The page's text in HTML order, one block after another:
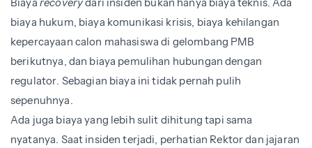
Biaya recoverydari insiden bukan hanya biaya teknis. Ada
biaya hukum, biaya komunikasi krisis, biaya kehilangan
kepercayaan calon mahasiswa di gelombang PMB
berikutnya, dan biaya pemulihan hubungan dengan
regulator. Sebagian biaya ini tidak pernah pulih
sepenuhnya.
Ada juga biaya yang lebih sulit dihitung tapi sama
nyatanya. Saat insiden terjadi, perhatian Rektor dan jajaran